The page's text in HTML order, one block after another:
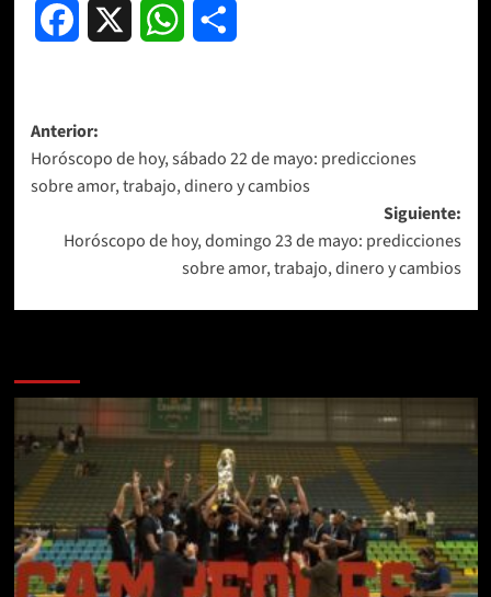
Facebook WhatsApp
Navegación
de
entradas
Anterior:
Horóscopo de hoy, sábado 22 de mayo: predicciones
sobre amor, trabajo, dinero y cambios
Siguiente:
Horóscopo de hoy, domingo 23 de mayo: predicciones
sobre amor, trabajo, dinero y cambios